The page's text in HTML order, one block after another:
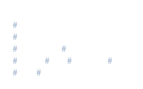
#地に足付けて
#遊ぶように思いっきり
#よく生きる #自分とつながり直す
#整える #NLP #自己受容 #自己探求
#転職 #ライフデザイン